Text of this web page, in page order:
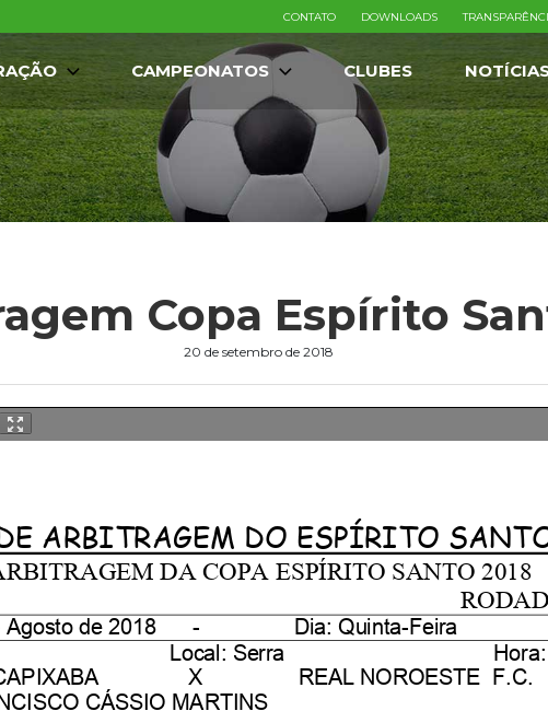
CONTATO DOWNLOADS
CAMPEONATOS CLUBES
Copa Espírito
20 de setembro de 2018